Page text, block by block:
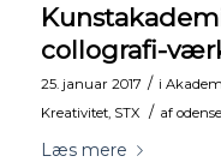
collografi-
25. januar 2017 / i
Kreativitet, STX / af
Læs mere